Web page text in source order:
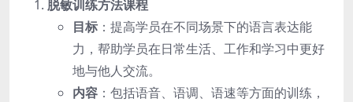
脱敏训练方法课程
目标 ：提高学员在不同场景下的语言表达能
力，帮助学员在日常生活、工作和学习中更好
地与他人交流。
内容 ：包括语音、语调、语速等方面的训练，